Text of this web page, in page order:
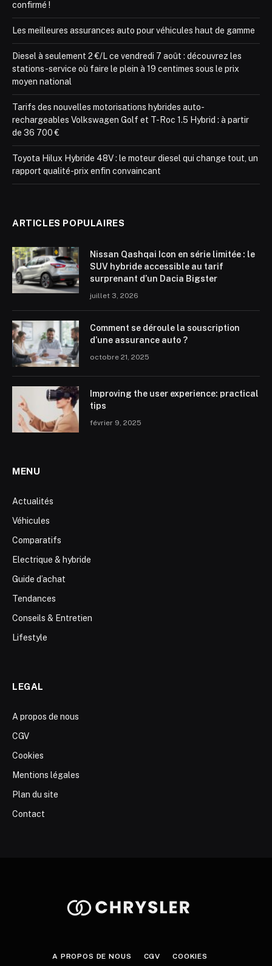
confirmé !
Les meilleures assurances auto pour véhicules haut de gamme
Diesel à seulement 2 €/L ce vendredi 7 août : découvrez les
stations-service où faire le plein à 19 centimes sous le prix
moyen national
Tarifs des nouvelles motorisations hybrides auto-
rechargeables Volkswagen Golf et T-Roc 1.5 Hybrid : à partir
de 36 700 €
Toyota Hilux Hybride 48V : le moteur diesel qui change tout, un
rapport qualité-prix enfin convaincant
ARTICLES POPULAIRES
Nissan Qashqai Icon en série limitée : le
SUV hybride accessible au tarif
surprenant d’un Dacia Bigster
juillet 3, 2026
Comment se déroule la souscription
d’une assurance auto ?
octobre 21, 2025
Improving the user experience: practical
tips
février 9, 2025
MENU
Actualités
Véhicules
Comparatifs
Electrique & hybride
Guide d’achat
Tendances
Conseils & Entretien
Lifestyle
LEGAL
A propos de nous
CGV
Cookies
Mentions légales
Plan du site
Contact
A PROPOS DE NOUS CGV COOKIES